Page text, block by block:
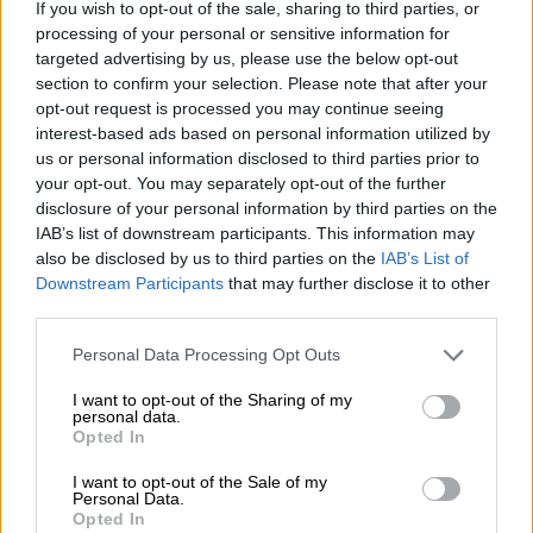
If you wish to opt-out of the sale, sharing to third parties, or
processing of your personal or sensitive information for
targeted advertising by us, please use the below opt-out
section to confirm your selection. Please note that after your
opt-out request is processed you may continue seeing
interest-based ads based on personal information utilized by
us or personal information disclosed to third parties prior to
your opt-out. You may separately opt-out of the further
disclosure of your personal information by third parties on the
IAB’s list of downstream participants. This information may
also be disclosed by us to third parties on the IAB’s List of
Downstream Participants that may further disclose it to other
Please note that this website/app uses one or more Google
not limited to your visit or usage behaviour. You may click to
grant or deny consent to Google and its third-party tags to
use your data for below specified purposes in below Google
consent section.
Personal Data Processing Opt Outs
I want to opt-out of the Sharing of my
personal data.
Opted In
I want to opt-out of the Sale of my
Personal Data.
Opted In
πάρουμε», συμπλήρωσε ο ίδιος.
«Το όλοι φταίνε, δεν ισχύει. Πιστεύω ότι
δεν φταίμε.Εγώ πιστεύω ότι η κυβέρνηση
ΣΥΡΙΖΑ δεν φταίει. Ούτε εγώ προσωπικά. Το
δυστύχημα στα Τέμπη δεν θα γινόταν αν
ίσχυε μέχρι το 2019 και το 2020 στον ΟΣΕ.
Δεν θα γινόταν αυτό», ανέφερε στη συνέχεια
ο κ. Σπίρτζης.